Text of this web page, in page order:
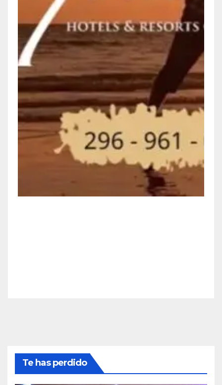
Te has perdido